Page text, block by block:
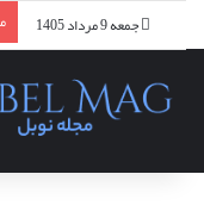
جمعه 9 مرداد 1405